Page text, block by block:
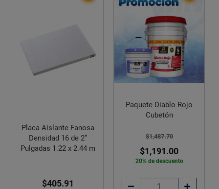
Placa Aislante Fanosa
Densidad 16 de 2”
Pulgadas 1.22 x 2.44 m
$405.91
Paquete Diablo Rojo
Cubetón
$1,487.70
$1,191.00
20% de descuento